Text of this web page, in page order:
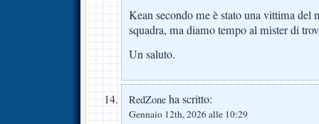
Kean secondo me è stato una vittima del
squadra, ma diamo tempo al mister di
Un saluto.
RedZone ha scritto:
Gennaio 12th, 2026 alle 10:29